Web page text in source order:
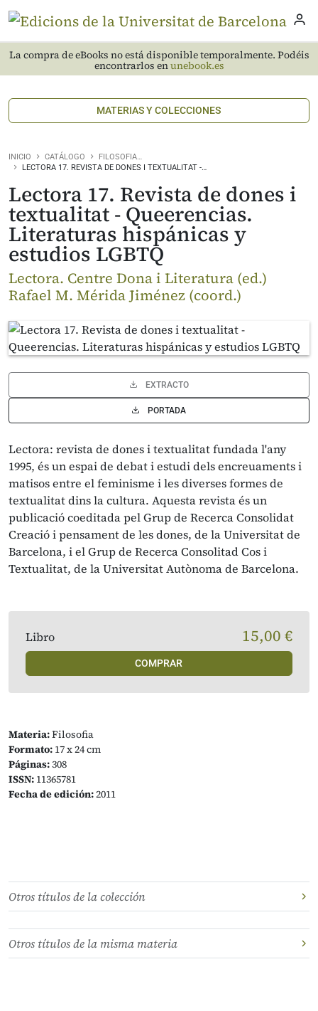
La compra de eBooks no está disponible temporalmente. Podéis
encontrarlos enunebook.es
MATERIAS Y COLECCIONES
INICIO CATÁLOGO
FILOSOFIA…
LECTORA 17. REVISTA DE DONES I TEXTUALITAT -…
Lectora 17. Revista de dones i
textualitat - Queerencias.
Literaturas hispánicas y
estudios LGBTQ
Lectora. Centre Dona i Literatura (ed.)
Rafael M. Mérida Jiménez (coord.)
EXTRACTO
PORTADA
Lectora: revista de dones i textualitat fundada l'any
1995, és un espai de debat i estudi dels encreuaments i
matisos entre el feminisme i les diverses formes de
textualitat dins la cultura. Aquesta revista és un
publicació coeditada pel Grup de Recerca Consolidat
Creació i pensament de les dones, de la Universitat de
Barcelona, i el Grup de Recerca Consolitad Cos i
Textualitat, de la Universitat Autònoma de Barcelona.
Materia:Filosofia
Formato: 17 x 24 cm
Páginas:308
ISSN: 11365781
Fecha de edición:2011
Libro 15,00 €
COMPRAR
Otros títulos de la colección
Otros títulos de la misma materia